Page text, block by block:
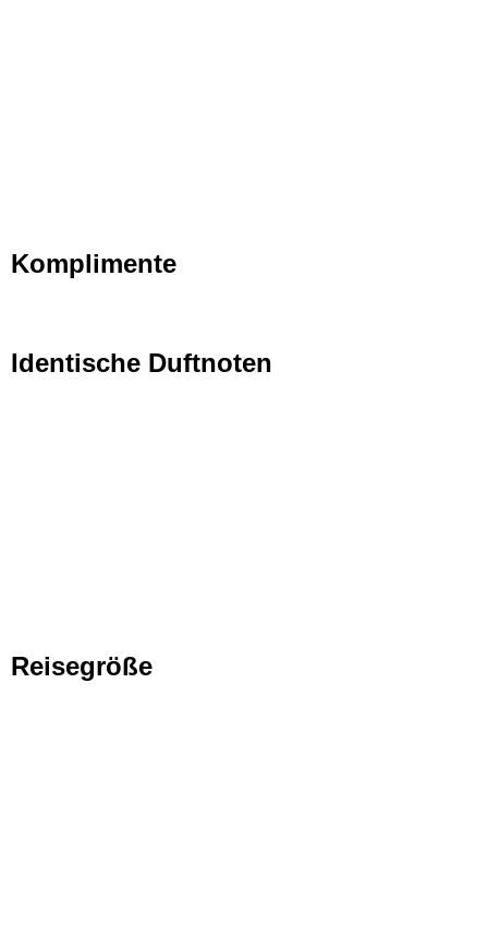
Komplimente
Identische Duftnoten
Reisegröße